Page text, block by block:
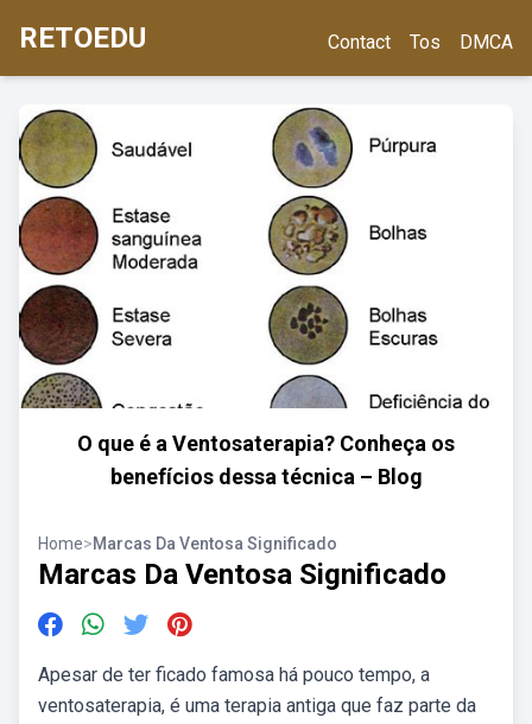
RETOEDU Contact Tos DMCA
O que é a Ventosaterapia? Conheça os
benefícios dessa técnica – Blog
Home>Marcas Da Ventosa Significado
Marcas Da Ventosa Significado
Apesar de ter ficado famosa há pouco tempo, a
ventosaterapia, é uma terapia antiga que faz parte da